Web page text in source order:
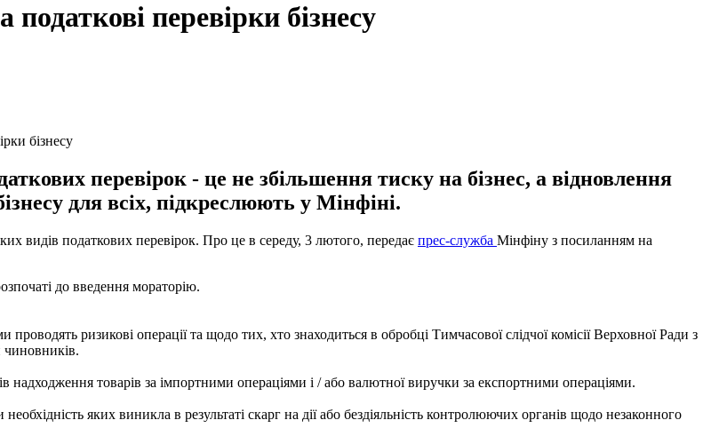
перевірки бізнесу
бізнесу
перевірок - це не збільшення тиску на бізнес, а відновлення
для всіх, підкреслюють у Мінфіні.
видів податкових перевірок. Про це в середу, 3 лютого, передає прес-служба Мінфіну з посиланням на
до введення мораторію.
ризикові операції та щодо тих, хто знаходиться в обробці Тимчасової слідчої комісії Верховної Ради з
чиновників.
товарів за імпортними операціями і / або валютної виручки за експортними операціями.
яких виникла в результаті скарг на дії або бездіяльність контролюючих органів щодо незаконного